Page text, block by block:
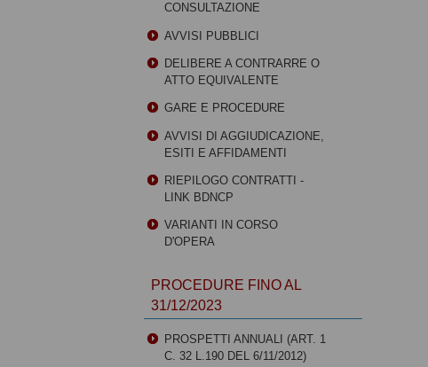
CONSULTAZIONE
AVVISI PUBBLICI
DELIBERE A CONTRARRE O
ATTO EQUIVALENTE
GARE E PROCEDURE
AVVISI DI AGGIUDICAZIONE,
ESITI E AFFIDAMENTI
RIEPILOGO CONTRATTI -
LINK BDNCP
VARIANTI IN CORSO
D'OPERA
PROCEDURE FINO AL
31/12/2023
PROSPETTI ANNUALI (ART. 1
C. 32 L.190 DEL 6/11/2012)